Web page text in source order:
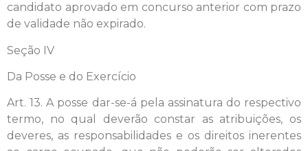
candidato aprovado em concurso anterior com prazo
de validade não expirado.
Seção IV
Da Posse e do Exercício
Art. 13. A posse dar-se-á pela assinatura do respectivo
termo, no qual deverão constar as atribuições, os
deveres, as responsabilidades e os direitos inerentes